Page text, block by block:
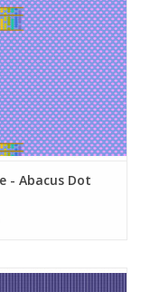
- Abacus Dot